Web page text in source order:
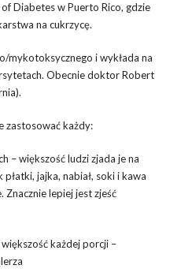
Diabetes w Puerto Rico, gdzie
na cukrzycę.
mykotoksycznego i wykłada na
Obecnie doktor Robert
zastosować każdy:
– większość ludzi zjada je na
jajka, nabiał, soki i kawa
Znacznie lepiej jest zjeść
każdej porcji –